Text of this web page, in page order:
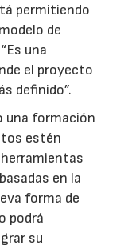
permitiendo
de
una
el proyecto
definido”.
una formación
estén
en la
forma de
podrá
su